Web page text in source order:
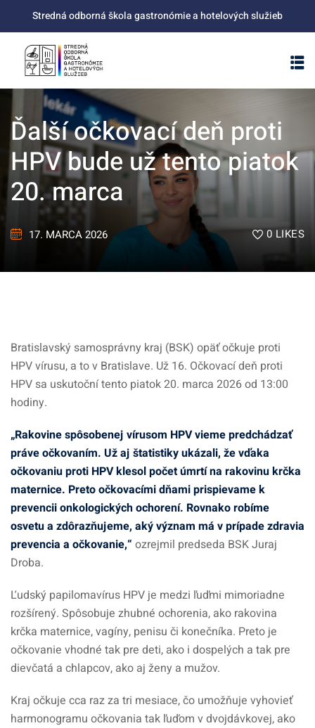
content
Stredná odborná škola gastronómie a hotelových služieb
Ďalší očkovací deň proti
HPV bude už tento piatok
20. marca
17. MARCA 2026 0 LIKES
Bratislavský samosprávny kraj (BSK) opäť očkuje proti
HPV vírusu, a to v Bratislave. Už 16. Očkovací deň proti
HPV sa uskutoční tento piatok 20. marca 2026 od 13:00
hodiny.
„Rakovine spôsobenej vírusom HPV vieme predchádzať
práve očkovaním. Už aj štatistiky ukázali, že vďaka
očkovaniu proti HPV klesol počet úmrtí na rakovinu krčka
maternice. Preto očkovacími dňami prispievame k
prevencii onkologických ochorení. Rovnako robíme
osvetu a zdôrazňujeme, aký význam má v prípade zdravia
prevencia a očkovanie,“ ozrejmil predseda BSK Juraj
Droba.
Ľudský papilomavírus HPV je medzi ľuďmi mimoriadne
rozšírený. Spôsobuje zhubné ochorenia, ako rakovina
krčka maternice, vagíny, penisu či konečníka. Preto je
očkovanie vhodné tak pre deti, ako i dospelých a tak pre
dievčatá a chlapcov, ako aj ženy a mužov.
Kraj očkuje cca raz za tri mesiace, čo umožňuje vyhovieť
harmonogramu očkovania tak ľuďom v dvojdávkovej, ako